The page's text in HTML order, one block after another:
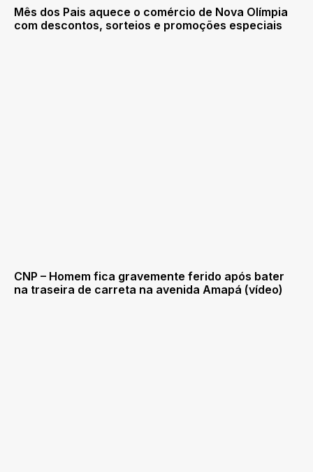
Mês dos Pais aquece o comércio de Nova Olímpia
com descontos, sorteios e promoções especiais
CNP – Homem fica gravemente ferido após bater
na traseira de carreta na avenida Amapá (vídeo)